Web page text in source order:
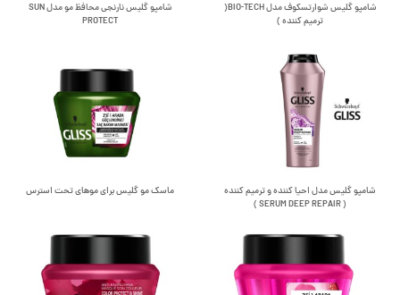
شامپو گلیس شوارتسکوف مدل BIO-TECH(
ترمیم کننده )
شامپو گلیس نارنجی محافظ مو مدل SUN
PROTECT
شامپو گلیس مدل احیا کننده و ترمیم کننده
( SERUM DEEP REPAIR )
ماسک مو گلیس برای موهای تحت استرس